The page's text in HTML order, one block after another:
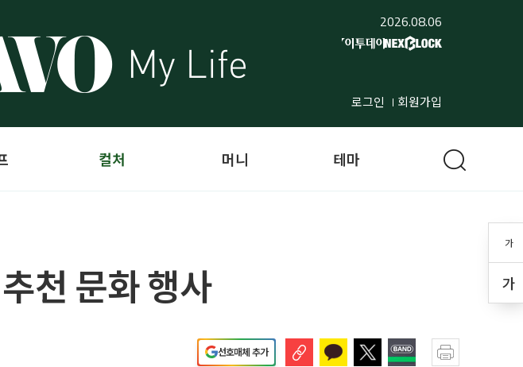
2026.08.06
로그인 회원가입
가
가
컬처 머니 테마
천 문화 행사
선호매체 추가